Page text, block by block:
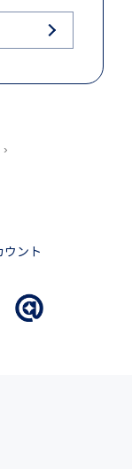
ウント